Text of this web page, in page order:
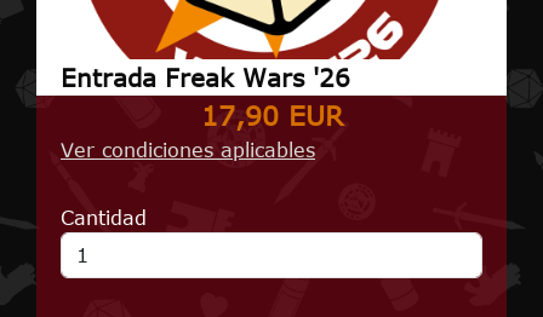
17,90 EUR
Entrada Freak Wars '26
Cantidad
Ver condiciones aplicables